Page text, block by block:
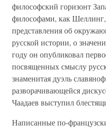
философский горизонт
философами, как
представления об
русской истории, о
году он опубликовал
посвященных смыслу
знаменитая дуэль
разворачивающейся
Чаадаев выступил
Написанные по-